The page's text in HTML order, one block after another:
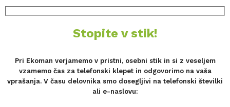
Stopite v stik!
Pri Ekoman verjamemo v pristni, osebni stik in si z veseljem
vzamemo čas za telefonski klepet in odgovorimo na vaša
vprašanja. V času delovnika smo dosegljivi na telefonski številki
ali e-naslovu: